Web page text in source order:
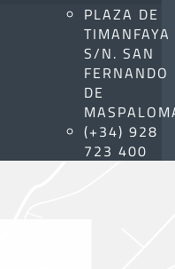
PLAZA DE
TIMANFAYA
S/N. SAN
FERNANDO
DE
(+34) 928
723 400